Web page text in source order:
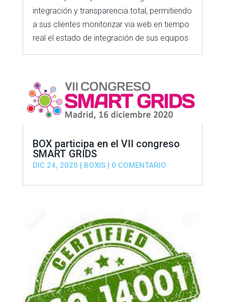
integración y transparencia total, permitiendo
a sus clientes monitorizar via web en tiempo
real el estado de integración de sus equipos
BOX participa en el VII congreso
SMART GRIDS
DIC 24, 2020 | BOXIS| 0 COMENTARIO